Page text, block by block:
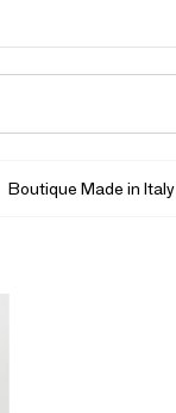
Boutique Made in Italy